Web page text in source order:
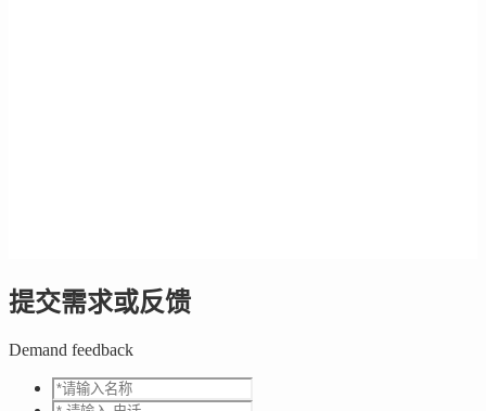
提交需求或反馈
Demand feedback